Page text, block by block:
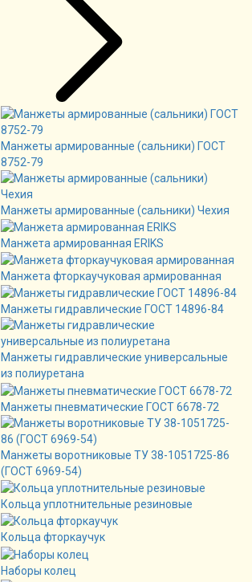
Манжеты армированные (сальники) ГОСТ
8752-79
Манжеты армированные (сальники) Чехия
Манжета армированная ERIKS
Манжета фторкаучуковая армированная
Манжеты гидравлические ГОСТ 14896-84
Манжеты гидравлические универсальные
из полиуретана
Манжеты пневматические ГОСТ 6678-72
Манжеты воротниковые ТУ 38-1051725-86
(ГОСТ 6969-54)
Кольца уплотнительные резиновые
Кольца фторкаучук
Наборы колец